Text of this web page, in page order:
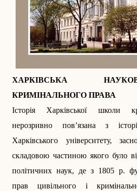
ХАРКІВСЬКА
КРИМІНАЛЬНОГО ПРАВА
Історія Харківської школи
нерозривно пов’язана з
Харківського університету,
складовою частиною якого було
політичних наук, де з 1805 р.
прав цивільного і